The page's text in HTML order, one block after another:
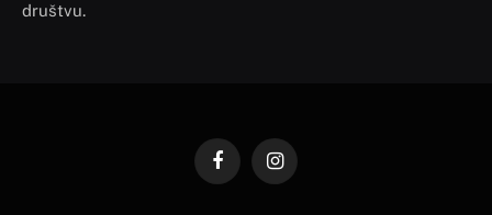
društvu.
FacebookInstagram